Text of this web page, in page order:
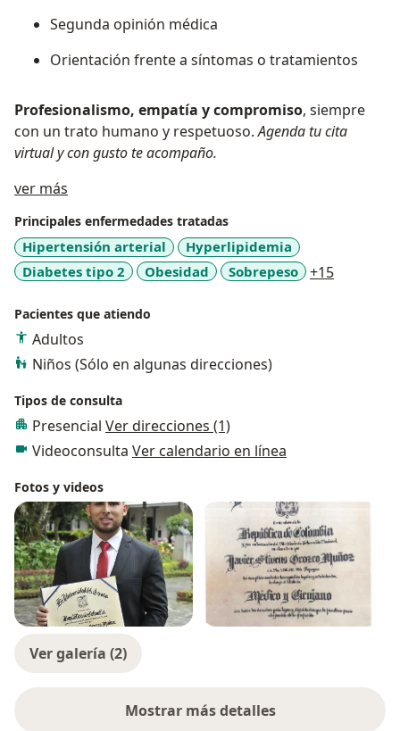
Segunda opinión médica
Orientación frente a síntomas o tratamientos
Profesionalismo, empatía y compromiso, siempre
con un trato humano y respetuoso.Agenda tu cita
virtual y con gusto te acompaño.
ver más
Principales enfermedades tratadas
Hipertensión arterial
Hyperlipidemia
Diabetes tipo 2
Obesidad Sobrepeso +15
Pacientes que atiendo
Adultos
Niños (Sólo en algunas direcciones)
Tipos de consulta
Presencial Ver direcciones (1)
Videoconsulta Ver calendario en línea
Fotos y videos
Ver galería (2)
Mostrar más detalles
sobre la experiencia